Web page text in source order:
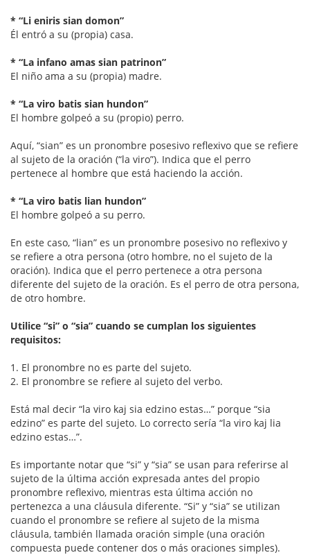
* “Li eniris sian domon”
Él entró a su (propia) casa.
* “La infano amas sian patrinon”
El niño ama a su (propia) madre.
* “La viro batis sian hundon”
El hombre golpeó a su (propio) perro.
Aquí, “sian” es un pronombre posesivo reflexivo que se refiere
al sujeto de la oración (“la viro”). Indica que el perro
pertenece al hombre que está haciendo la acción.
* “La viro batis lian hundon”
El hombre golpeó a su perro.
En este caso, “lian” es un pronombre posesivo no reflexivo y
se refiere a otra persona (otro hombre, no el sujeto de la
oración). Indica que el perro pertenece a otra persona
diferente del sujeto de la oración. Es el perro de otra persona,
de otro hombre.
Utilice “si” o “sia” cuando se cumplan los siguientes
requisitos:
1. El pronombre no es parte del sujeto.
2. El pronombre se refiere al sujeto del verbo.
Está mal decir “la viro kaj sia edzino estas…” porque “sia
edzino” es parte del sujeto. Lo correcto sería “la viro kaj lia
edzino estas…”.
Es importante notar que “si” y “sia” se usan para referirse al
sujeto de la última acción expresada antes del propio
pronombre reflexivo, mientras esta última acción no
pertenezca a una cláusula diferente. “Si” y “sia” se utilizan
cuando el pronombre se refiere al sujeto de la misma
cláusula, también llamada oración simple (una oración
compuesta puede contener dos o más oraciones simples).